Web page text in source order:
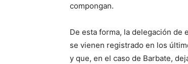
compongan.
De esta forma, la delegación de
se vienen registrado en los
y que, en el caso de Barbate,